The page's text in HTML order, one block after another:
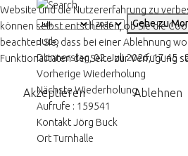
Gehe zu
Judo
Donnerstag, 02. Juli 2026, 17:45 -
Vorherige Wiederholung
Nächste Wiederholung
Aufrufe : 159541
KontaktJörg Buck
OrtTurnhalle
Website und die Nutzererfahrung zu
können selbst entscheiden, ob Sie die
beachten Sie, dass bei einer Ablehnung
Funktionalitäten der Seite zur Verfügung
Akzeptieren Ablehnen